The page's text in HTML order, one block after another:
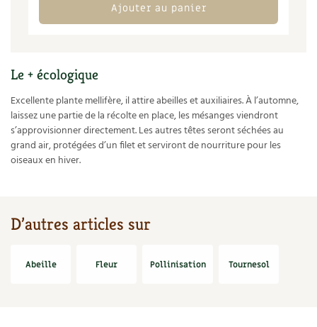
Ajouter au panier
Le + écologique
Excellente plante mellifère, il attire abeilles et auxiliaires. À l’automne,
laissez une partie de la récolte en place, les mésanges viendront
s’approvisionner directement. Les autres têtes seront séchées au
grand air, protégées d’un filet et serviront de nourriture pour les
oiseaux en hiver.
D’autres articles sur
Abeille Fleur Pollinisation Tournesol